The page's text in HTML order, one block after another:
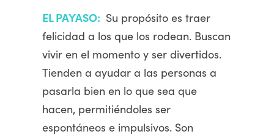
EL PAYASO: Su propósito es traer
felicidad a los que los rodean. Buscan
vivir en el momento y ser divertidos.
Tienden a ayudar a las personas a
pasarla bien en lo que sea que
hacen, permitiéndoles ser
espontáneos e impulsivos. Son